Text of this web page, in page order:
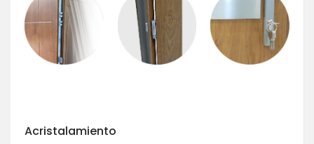
Acristalamiento